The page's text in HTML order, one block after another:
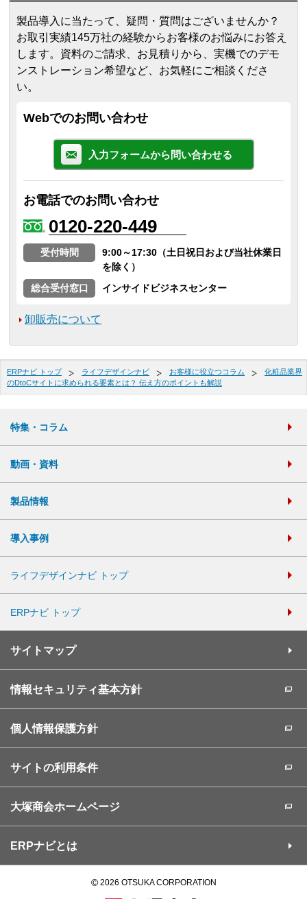
製品導入に当たって、疑問・質問はございませんか？
お取引実績145万社の経験からお客様のお悩みにお答え
します。 資料のご請求、お見積りから、実機でのデモ
ンストレーション希望など、お気軽にご相談くださ
い。
Webでのお問い合わせ
入力フォームから問い合わせる
お電話でのお問い合わせ
0120-220-449
受付時間
9:00～17:30（土日祝日および当社休業日
を除く）
総合受付窓口
インサイドビジネスセンター
卸販売について
ERPナビ トップ ライフデザインナビ お客様に役立つコラム
化粧品業界
のDtoCサイトに求められる要素とは？ 伝え方のポイントも解説
特集・コラム
動画・資料
製品情報
導入事例
ライフデザインナビ トップ
ERPナビ トップ
サイトマップ
情報セキュリティ基本方針
個人情報保護方針
サイトの利用条件
大塚商会ホームページ
ERPナビとは
©2026 OTSUKA CORPORATION